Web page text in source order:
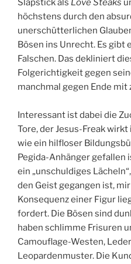
Slapstick als Love Steaks
höchstens durch den
unerschütterlichen
Bösen ins Unrecht. Es gibt
Falschen. Das dekliniert
Folgerichtigkeit gegen
manchmal gegen Ende
Interessant ist dabei die
Tore, der Jesus-Freak
wie ein hilfloser
Pegida-Anhänger gefallen
ein „unschuldiges
den Geist gegangen ist,
Konsequenz einer Figur
fordert. Die Bösen sind
haben schlimme Frisuren
Camouflage-Westen,
Leopardenmuster. Die